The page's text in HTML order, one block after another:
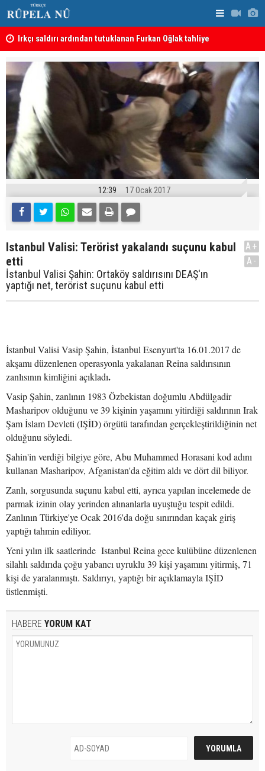
Irkçı saldırı ardından tutuklanan Furkan Oğlak tahliye
edildi
12:39 17 Ocak 2017
Istanbul Valisi: Terörist yakalandı suçunu kabul
etti
İstanbul Valisi Şahin: Ortaköy saldırısını DEAŞ'ın
yaptığı net, terörist suçunu kabul etti
A+
A-
İstanbul Valisi Vasip Şahin, İstanbul Esenyurt'ta 16.01.2017 de
akşamı düzenlenen operasyonla yakalanan Reina saldırısının
zanlısının kimliğini açıkladı.
Vasip Şahin, zanlının 1983 Özbekistan doğumlu Abdülgadir
Masharipov olduğunu ve 39 kişinin yaşamını yitirdiği saldırının Irak
Şam İslam Devleti (IŞİD) örgütü tarafından gerçekleştirildiğinin net
olduğunu söyledi.
Şahin'in verdiği bilgiye göre, Abu Muhammed Horasani kod adını
kullanan Masharipov, Afganistan'da eğitim aldı ve dört dil biliyor.
Zanlı, sorgusunda suçunu kabul etti, ayrıca yapılan incelemede de
parmak izinin olay yerinden alınanlarla uyuştuğu tespit edildi.
Zanlının Türkiye'ye Ocak 2016'da doğu sınırından kaçak giriş
yaptığı tahmin ediliyor.
Yeni yılın ilk saatlerinde Istanbul Reina gece kulübüne düzenlenen
silahlı saldırıda çoğu yabancı uyruklu 39 kişi yaşamını yitirmiş, 71
kişi de yaralanmıştı. Saldırıyı, yaptığı bir açıklamayla IŞİD
üstlenmişti.
HABERE YORUM KAT